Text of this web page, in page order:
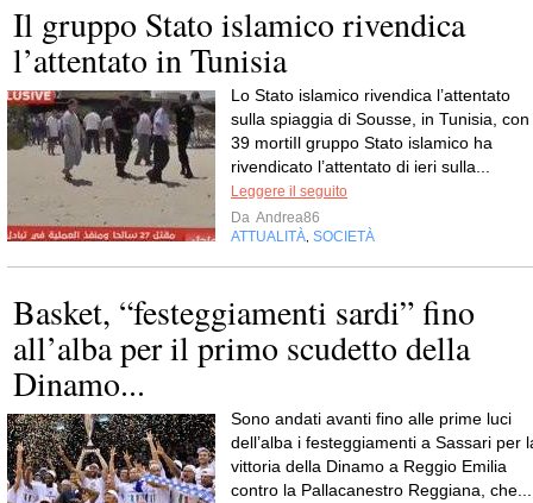
Il gruppo Stato islamico rivendica
l’attentato in Tunisia
Lo Stato islamico rivendica l’attentato
sulla spiaggia di Sousse, in Tunisia, con
39 mortiIl gruppo Stato islamico ha
rivendicato l’attentato di ieri sulla...
Leggere il seguito
Da Andrea86
ATTUALITÀ, SOCIETÀ
Basket, “festeggiamenti sardi” fino
all’alba per il primo scudetto della
Dinamo...
Sono andati avanti fino alle prime luci
dell’alba i festeggiamenti a Sassari per
vittoria della Dinamo a Reggio Emilia
contro la Pallacanestro Reggiana, che...